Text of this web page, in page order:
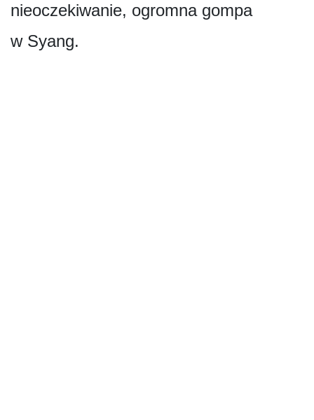
nieoczekiwanie, ogromna gompa
w Syang.